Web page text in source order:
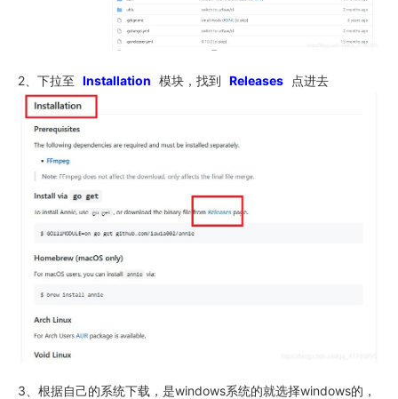
2、下拉至 Installation 模块，找到 Releases 点进去
3、根据自己的系统下载，是windows系统的就选择windows的，